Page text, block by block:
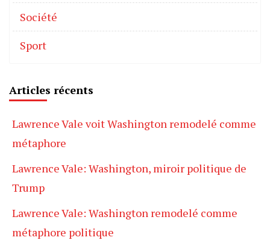
Société
Sport
Articles récents
Lawrence Vale voit Washington remodelé comme
métaphore
Lawrence Vale: Washington, miroir politique de
Trump
Lawrence Vale: Washington remodelé comme
métaphore politique